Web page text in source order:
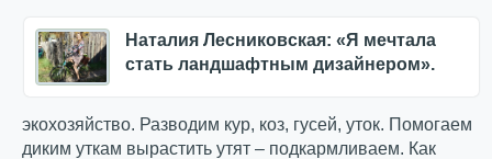
Наталия Лесниковская: «Я мечтала
стать ландшафтным дизайнером».
экохозяйство. Разводим кур, коз, гусей, уток. Помогаем
диким уткам вырастить утят – подкармливаем. Как